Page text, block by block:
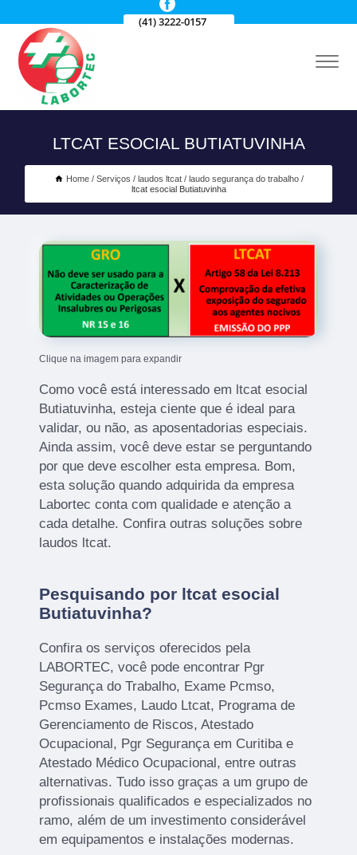
(41) 3222-0157
LTCAT ESOCIAL BUTIATUVINHA
Home Serviços laudos ltcat
laudo segurança do trabalho
ltcat esocial Butiatuvinha
Clique na imagem para expandir
Como você está interessado em ltcat esocial
Butiatuvinha, esteja ciente que é ideal para
validar, ou não, as aposentadorias especiais.
Ainda assim, você deve estar se perguntando
por que deve escolher esta empresa. Bom,
esta solução quando adquirida da empresa
Labortec conta com qualidade e atenção a
cada detalhe. Confira outras soluções sobre
laudos ltcat.
Pesquisando por ltcat esocial
Butiatuvinha?
Confira os serviços oferecidos pela
LABORTEC, você pode encontrar Pgr
Segurança do Trabalho, Exame Pcmso,
Pcmso Exames, Laudo Ltcat, Programa de
Gerenciamento de Riscos, Atestado
Ocupacional, Pgr Segurança em Curitiba e
Atestado Médico Ocupacional, entre outras
alternativas. Tudo isso graças a um grupo de
profissionais qualificados e especializados no
ramo, além de um investimento considerável
em equipamentos e instalações modernas.